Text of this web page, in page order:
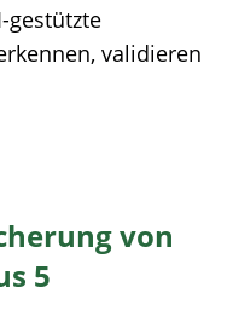
gestützte
validieren
von
5